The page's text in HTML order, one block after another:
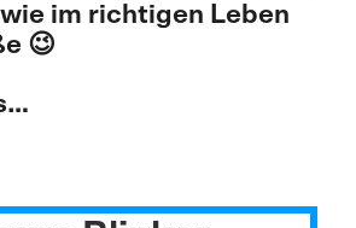
im richtigen Leben
😉